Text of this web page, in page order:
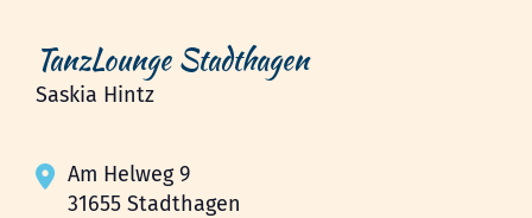
TanzLounge Stadthagen
Saskia Hintz
Am Helweg 9
31655 Stadthagen